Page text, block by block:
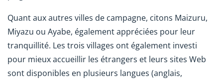
Quant aux autres villes de campagne, citons Maizuru,
Miyazu ou Ayabe, également appréciées pour leur
tranquillité. Les trois villages ont également investi
pour mieux accueillir les étrangers et leurs sites Web
sont disponibles en plusieurs langues (anglais,